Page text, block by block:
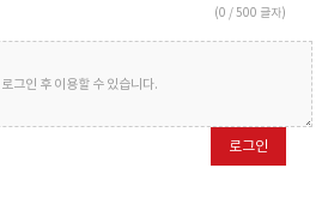
(0 / 500 글자)
로그인 후 이용할 수 있습니다.
로그인